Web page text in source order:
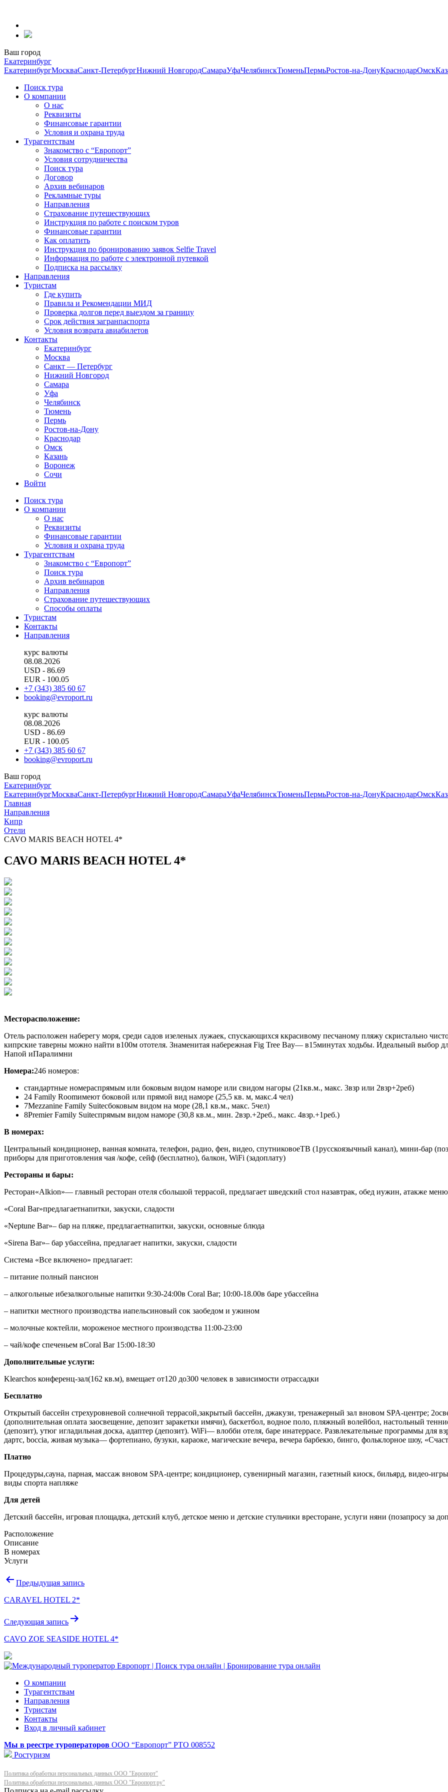
содержанию
Ваш город
Екатеринбург
ЕкатеринбургМоскваСанкт-ПетербургНижний НовгородСамараУфаЧелябинскТюменьПермьРостов-на-ДонуКраснодарОмск
Поиск тура
О компании
О нас
Реквизиты
Финансовые гарантии
Условия и охрана труда
Турагентствам
Знакомство с “Европорт”
Условия сотрудничества
Поиск тура
Договор
Архив вебинаров
Рекламные туры
Направления
Страхование путешествующих
Инструкция по работе с поиском туров
Финансовые гарантии
Как оплатить
Инструкция по бронированию заявок Selfie Travel
Информация по работе с электронной путевкой
Подписка на рассылку
Направления
Туристам
Где купить
Правила и Рекомендации МИД
Проверка долгов перед выездом за границу
Срок действия загранпаспорта
Условия возврата авиабилетов
Контакты
Екатеринбург
Москва
Санкт — Петербург
Нижний Новгород
Самара
Уфа
Челябинск
Тюмень
Пермь
Ростов-на-Дону
Краснодар
Омск
Казань
Воронеж
Сочи
Войти
Поиск тура
О компании
О нас
Реквизиты
Финансовые гарантии
Условия и охрана труда
Турагентствам
Знакомство с “Европорт”
Поиск тура
Архив вебинаров
Направления
Страхование путешествующих
Способы оплаты
Туристам
Контакты
Направления
курс валюты
08.08.2026
USD - 86.69
EUR - 100.05
+7 (343) 385 60 67
booking@evroport.ru
курс валюты
08.08.2026
USD - 86.69
EUR - 100.05
+7 (343) 385 60 67
booking@evroport.ru
Ваш город
Екатеринбург
ЕкатеринбургМоскваСанкт-ПетербургНижний НовгородСамараУфаЧелябинскТюменьПермьРостов-на-ДонуКраснодарОмск
Главная
Направления
Кипр
Отели
CAVO MARIS BEACH HOTEL 4*
CAVO MARIS BEACH HOTEL 4*
Месторасположение:
Отель расположен наберегу моря, среди садов изеленых лужаек, спускающихся ккрасивому песчаному пляжу скристально
кипрские таверны можно найти в100м ототеля. Знаменитая набережная Fig Tree Bay— в15минутах ходьбы. Идеальный выбор
Напой иПаралимни
Номера:246 номеров:
стандартные номераспрямым или боковым видом наморе или свидом нагоры (21кв.м., макс. 3взр или 2взр+2реб)
24 Family Roomимеют боковой или прямой вид наморе (25,5 кв. м, макс.4 чел)
7Mezzanine Family Suitecбоковым видом на море (28,1 кв.м., макс. 5чел)
8Premier Family Suiteспрямым видом наморе (30,8 кв.м., мин. 2взр.+2реб., макс. 4взр.+1реб.)
В номерах:
Центральный кондиционер, ванная комната, телефон, радио, фен, видео, спутниковоеТВ (1русскоязычный канал), мини-бар
приборы для приготовления чая /кофе, сейф (бесплатно), балкон, WiFi (задоплату)
Рестораны и бары:
Ресторан«Alkion»— главный ресторан отеля сбольшой террасой, предлагает шведский стол назавтрак, обед иужин, атакже
«Coral Bar»предлагаетнапитки, закуски, сладости
«Neptune Bar»– бар на пляже, предлагаетнапитки, закуски, основные блюда
«Sirena Bar»– бар убассейна, предлагает напитки, закуски, сладости
Система «Все включено» предлагает:
– питание полный пансион
– алкогольные ибезалкогольные напитки 9:30-24:00в Coral Bar; 10:00-18.00в баре убассейна
– напитки местного производства иапельсиновый сок заобедом и ужином
– молочные коктейли, мороженое местного производства 11:00-23:00
– чай/кофе спеченьем вCoral Bar 15:00-18:30
Дополнительные услуги:
Klearchos конференц-зал(162 кв.м), вмещает от120 до300 человек в зависимости отрассадки
Бесплатно
Открытый бассейн стрехуровневой солнечной террасой,закрытый бассейн, джакузи, тренажерный зал вновом SPA-центре;
(дополнительная оплата заосвещение, депозит заракетки имячи), баскетбол, водное поло, пляжный волейбол, настольный
(депозит), утюг игладильная доска, адаптер (депозит). WiFi— влобби отеля, баре инатеррасе. Развлекательные программы
дартс, boccia, живая музыка— фортепиано, бузуки, караоке, магические вечера, вечера барбекю, бинго, фольклорное шоу,
Платно
Процедуры,сауна, парная, массаж вновом SPA-центре; кондиционер, сувенирный магазин, газетный киоск, бильярд, видео-
виды спорта напляже
Для детей
Детский бассейн, игровая площадка, детский клуб, детское меню и детские стульчики вресторане, услуги няни (позапросу за
Расположение
Описание
В номерах
Услуги
Навигация
записям
Предыдущая запись
CARAVEL HOTEL 2*
Следующая запись
CAVO ZOE SEASIDE HOTEL 4*
О компании
Турагентствам
Направления
Туристам
Контакты
Вход в личный кабинет
Мы в реестре туроператоров ООО “Европорт” РТО 008552
Ростуризм
Политика обработки персональных данных ООО "Европорт"
Политика обработки персональных данных ООО "Европорт.ру"